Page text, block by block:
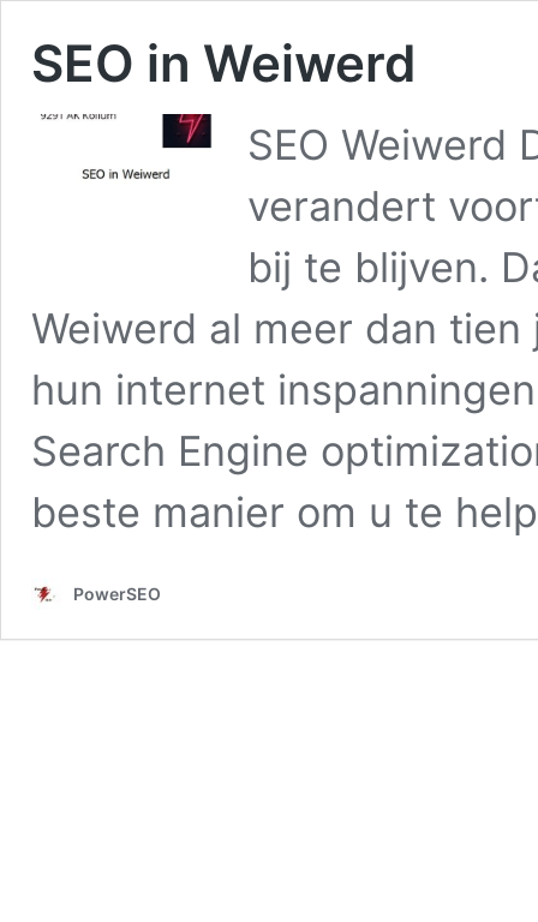
SEO in Weiwerd
SEO Weiwerd
verandert
bij te blijven.
Weiwerd al meer dan
hun internet
Search Engine
beste manier om u te
PowerSEO